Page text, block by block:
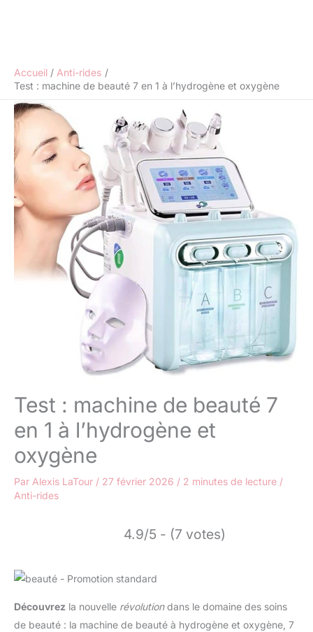
Accueil
Anti-rides
Test : machine de beauté 7 en 1 à l’hydrogène et oxygène
Test : machine de beauté 7
en 1 à l’hydrogène et
oxygène
Par Alexis LaTour / 27 février 2026 / 2 minutes de lecture /
Anti-rides
4.9/5 - (7 votes)
Découvrez la nouvelle révolutiondans le domaine des soins
de beauté : la machine de beauté à hydrogène et oxygène, 7